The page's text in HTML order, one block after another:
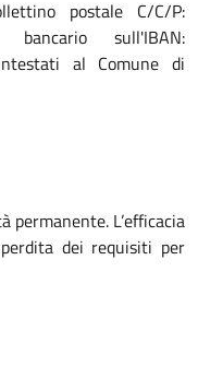
postale C/C/P:
sull'IBAN:
al Comune di
permanente. L’efficacia
dei requisiti per